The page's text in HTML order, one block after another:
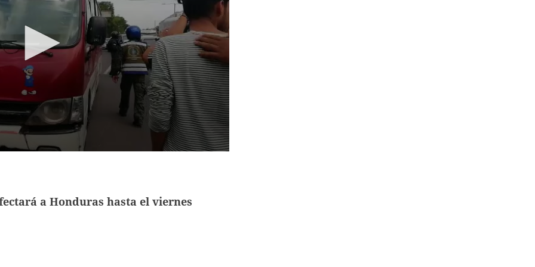
a Honduras hasta el viernes